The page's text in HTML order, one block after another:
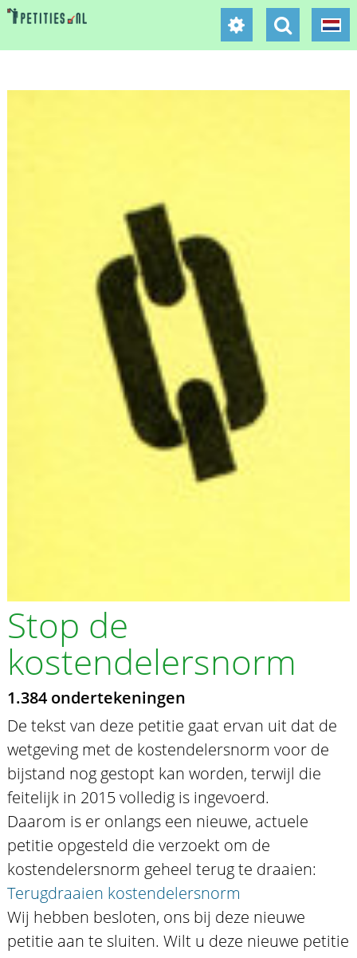
Stop de
kostendelersnorm
1.384 ondertekeningen
De tekst van deze petitie gaat ervan uit dat de
wetgeving met de kostendelersnorm voor de
bijstand nog gestopt kan worden, terwijl die
feitelijk in 2015 volledig is ingevoerd.
Daarom is er onlangs een nieuwe, actuele
petitie opgesteld die verzoekt om de
kostendelersnorm geheel terug te draaien:
Terugdraaien kostendelersnorm
Wij hebben besloten, ons bij deze nieuwe
petitie aan te sluiten. Wilt u deze nieuwe petitie